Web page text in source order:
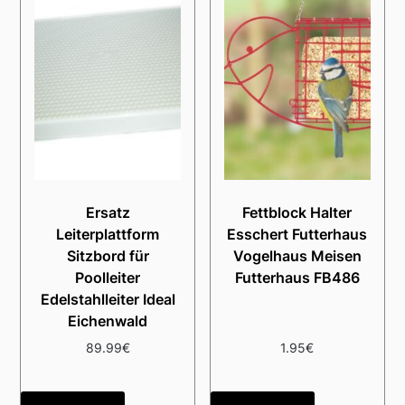
Ersatz
Leiterplattform
Sitzbord für
Poolleiter
Edelstahlleiter Ideal
Eichenwald
89.99€
Fettblock Halter
Esschert Futterhaus
Vogelhaus Meisen
Futterhaus FB486
1.95€